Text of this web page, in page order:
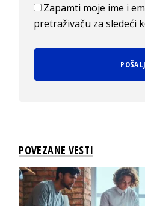
Zapamti moje ime i
pretraživaču za sledeći
POVEZANE VESTI